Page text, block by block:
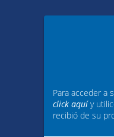
Para acceder a
click aquíy
recibió de su